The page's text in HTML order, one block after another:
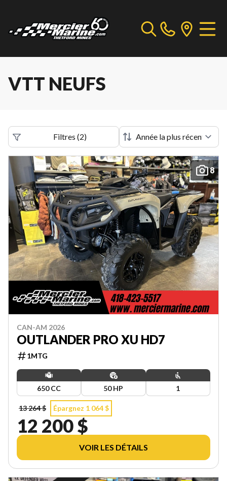
VTT NEUFS
Filtres (2)
8
CAN-AM 2026
OUTLANDER PRO XU HD7
1MTG
650 CC 50 HP 1
13 264 $ Épargnez 1 064 $
12 200 $
VOIR LES DÉTAILS